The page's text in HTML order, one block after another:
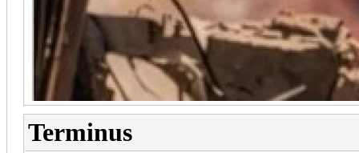
Terminus